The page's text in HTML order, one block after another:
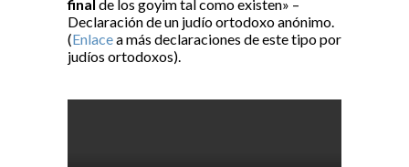
final de los goyim tal como existen» –
Declaración de un judío ortodoxo anónimo.
(Enlacea más declaraciones de este tipo por
judíos ortodoxos).